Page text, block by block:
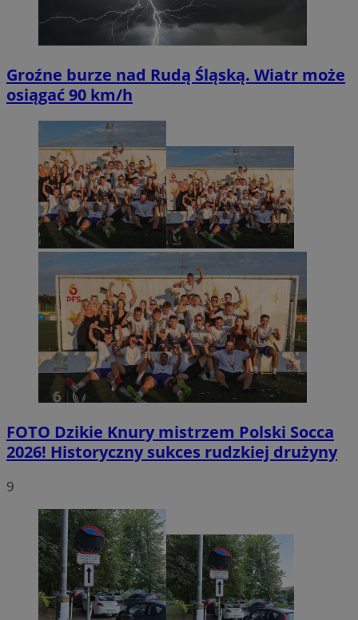
Groźne burze nad Rudą Śląską. Wiatr może
osiągać 90 km/h
FOTO Dzikie Knury mistrzem Polski Socca
2026! Historyczny sukces rudzkiej drużyny
9